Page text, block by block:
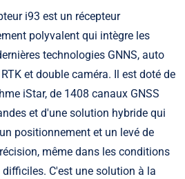
i93 est un récepteur
polyvalent qui intègre les
technologies GNNS, auto
RTK et double caméra. Il est doté de
iStar, de 1408 canaux GNSS
et d'une solution hybride qui
positionnement et un levé de
même dans les conditions
difficiles. C'est une solution à la